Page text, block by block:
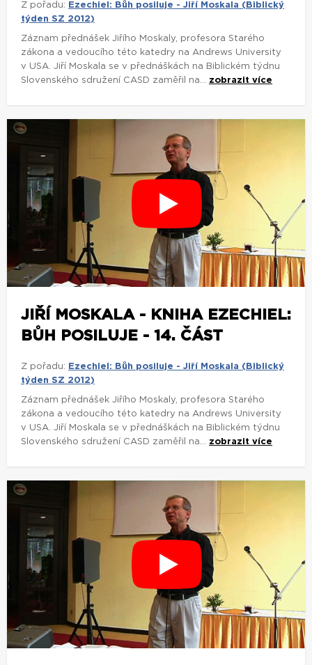
Z pořadu:
Ezechiel: Bůh posiluje - Jiří Moskala (Biblický
týden SZ 2012)
Záznam přednášek Jiřího Moskaly, profesora Starého
zákona a vedoucího této katedry na Andrews University
v USA. Jiří Moskala se v přednáškách na Biblickém týdnu
Slovenského sdružení CASD zaměřil na... zobrazit více
JIŘÍ MOSKALA - KNIHA EZECHIEL:
BŮH POSILUJE - 14. ČÁST
Z pořadu:
Ezechiel: Bůh posiluje - Jiří Moskala (Biblický
týden SZ 2012)
Záznam přednášek Jiřího Moskaly, profesora Starého
zákona a vedoucího této katedry na Andrews University
v USA. Jiří Moskala se v přednáškách na Biblickém týdnu
Slovenského sdružení CASD zaměřil na... zobrazit více